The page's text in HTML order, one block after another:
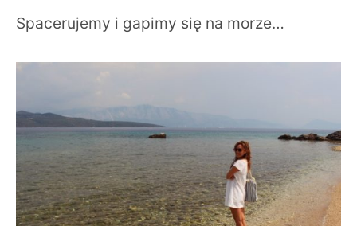
Spacerujemy i gapimy się na morze…